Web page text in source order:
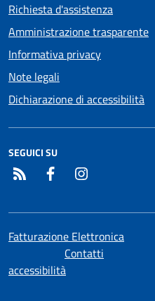
Richiesta d'assistenza
Amministrazione trasparente
Informativa privacy
Note legali
Dichiarazione di accessibilità
SEGUICI SU
RSS Facebook
Fatturazione Elettronica
Contatti
accessibilità